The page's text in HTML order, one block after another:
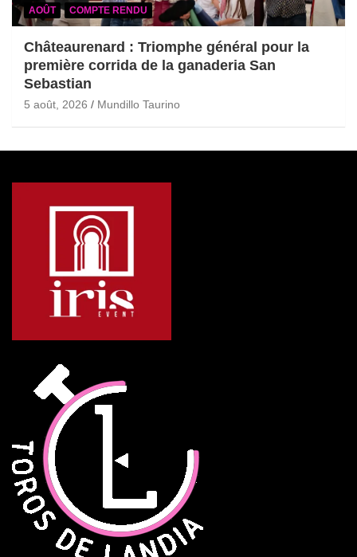
AOÛT COMPTE RENDU
Châteaurenard : Triomphe général pour la
première corrida de la ganaderia San
Sebastian
5 août, 2026 Mundillo Taurino